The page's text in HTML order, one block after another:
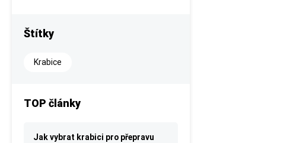
Štítky
Krabice
TOP články
Jak vybrat krabici pro přepravu